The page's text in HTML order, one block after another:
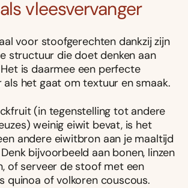
vleesvervanger
voor stoofgerechten dankzij zijn
structuur die doet denken aan
is daarmee een perfecte
als het gaat om textuur en smaak.
(in tegenstelling tot andere
weinig eiwit bevat, is het
andere eiwitbron aan je maaltijd
bijvoorbeeld aan bonen, linzen
of serveer de stoof met een
quinoa of volkoren couscous.